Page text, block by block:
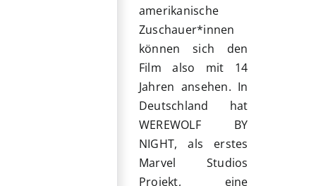
amerikanische
Zuschauer*innen
können sich den
Film also mit 14
Jahren ansehen. In
Deutschland hat
WEREWOLF BY
NIGHT, als erstes
Marvel Studios
Projekt, eine